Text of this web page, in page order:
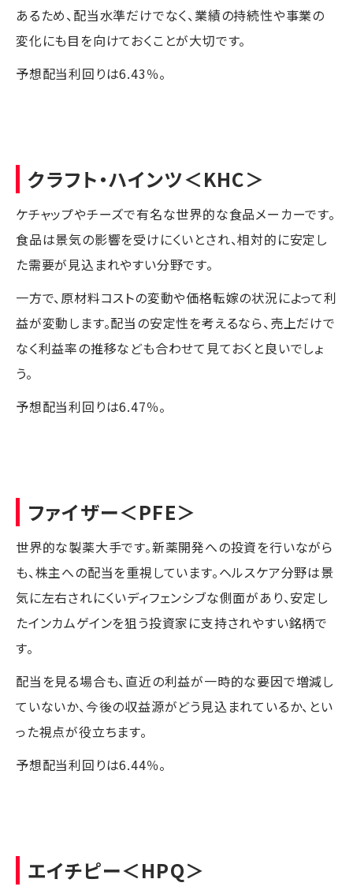
あるため、配当水準だけでなく、業績の持続性や事業の
変化にも目を向けておくことが大切です。
予想配当利回りは6.43％。
クラフト・ハインツ＜KHC＞
ケチャップやチーズで有名な世界的な食品メーカーです。
食品は景気の影響を受けにくいとされ、相対的に安定し
た需要が見込まれやすい分野です。
一方で、原材料コストの変動や価格転嫁の状況によって利
益が変動します。配当の安定性を考えるなら、売上だけで
なく利益率の推移なども合わせて見ておくと良いでしょ
う。
予想配当利回りは6.47％。
ファイザー＜PFE＞
世界的な製薬大手です。新薬開発への投資を行いながら
も、株主への配当を重視しています。ヘルスケア分野は景
気に左右されにくいディフェンシブな側面があり、安定し
たインカムゲインを狙う投資家に支持されやすい銘柄で
す。
配当を見る場合も、直近の利益が一時的な要因で増減し
ていないか、今後の収益源がどう見込まれているか、とい
った視点が役立ちます。
予想配当利回りは6.44％。
エイチピー＜HPQ＞